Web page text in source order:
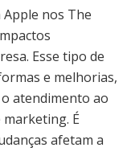
nos The
Esse tipo de
e melhorias,
atendimento ao
É
afetam a